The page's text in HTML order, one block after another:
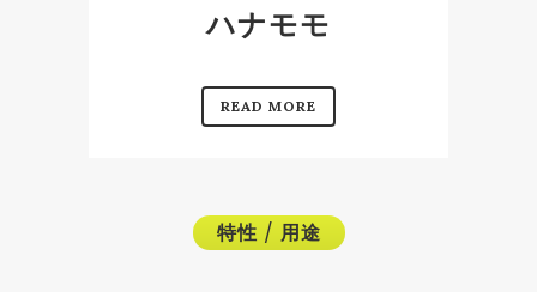
ハナモモ
READ MORE
特性/ 用途